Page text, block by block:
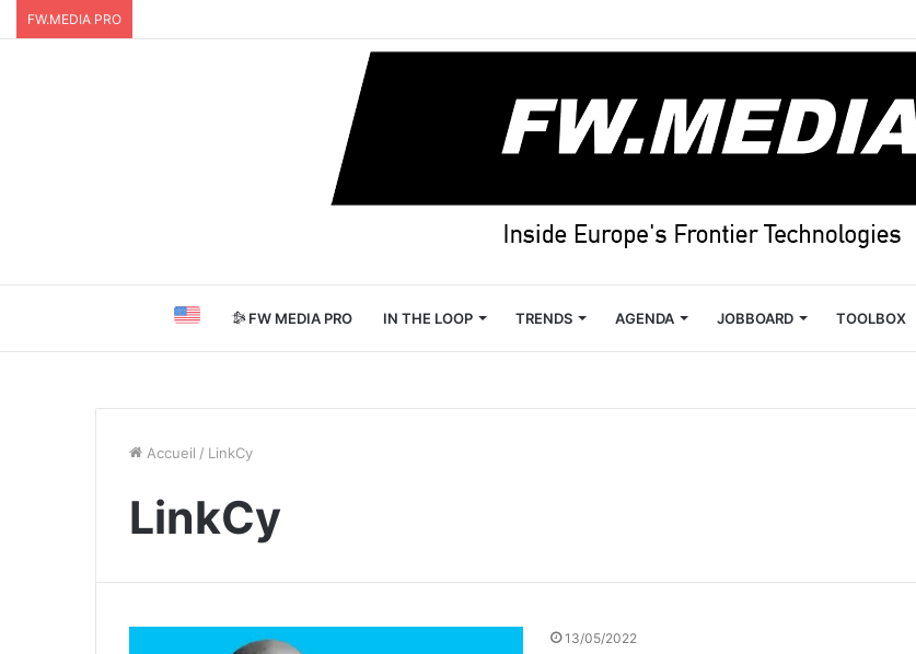
FW.MEDIA PRO
FW MEDIA PRO IN THE LOOP TRENDS AGENDA JOBBOARD TOOLBOX
Accueil / LinkCy
LinkCy
13/05/2022